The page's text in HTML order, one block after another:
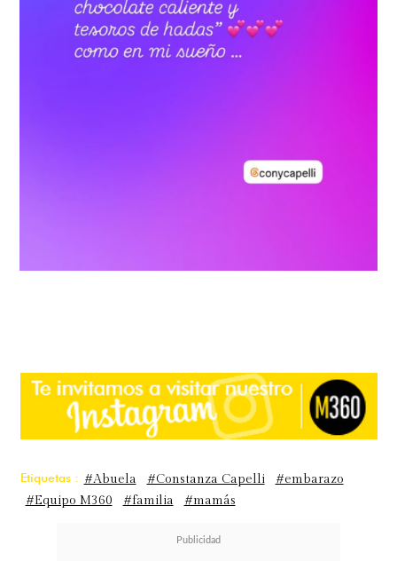
Etiquetas : #Abuela #Constanza Capelli
#embarazo
#Equipo M360
#familia #mamás